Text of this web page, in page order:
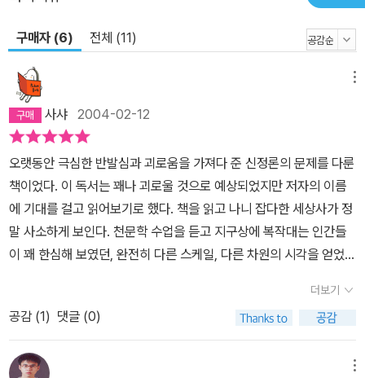
구매자 (6) 전체 (11)
사샤 2004-02-12
오랫동안 극심한 반발심과 괴로움을 가져다 준 신정론의 문제를 다룬
책이었다. 이 독서는 꽤나 괴로울 것으로 예상되었지만 저자의 이름
에 기대를 걸고 읽어보기로 했다. 책을 읽고 나니 잡다한 세상사가 정
말 사소하게 보인다. 천문학 수업을 듣고 지구상에 복작대는 인간들
이 꽤 한심해 보였던, 완전히 다른 스케일, 다른 차원의 시각을 얻었던
것이었지만 이번 경험은 또 다르다. 낯선 차원의, 그러나 현실을 더 깊
은 차원에서 떠받치는 실재를 느끼게 한다. 기독교의 독특성은 이 괴
로운 세상을 직시하되 좀더 견딜만하게 해준다는 데 있다는저자의 지
적이 남는다. 명불허전-저자에게 보내는 찬사
더보기
공감 (1) 댓글 (0)